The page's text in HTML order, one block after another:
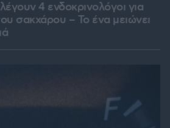
4 ενδοκρινολόγοι για
σακχάρου – Το ένα μειώνει